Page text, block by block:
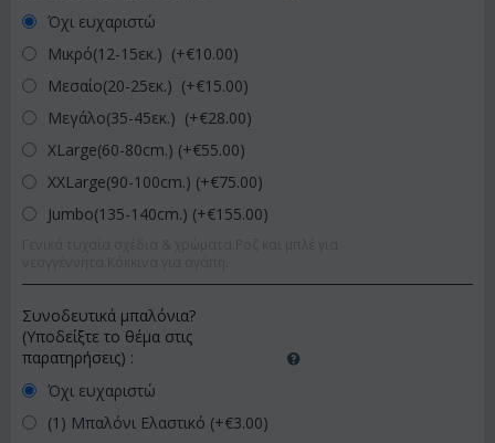
Όχι ευχαριστώ
Μικρό(12-15εκ.) (+€10.00)
Μεσαίο(20-25εκ.) (+€15.00)
Μεγάλο(35-45εκ.) (+€28.00)
XLarge(60-80cm.) (+€55.00)
XXLarge(90-100cm.) (+€75.00)
Jumbo(135-140cm.) (+€155.00)
Συνοδευτικά μπαλόνια?
(Υποδείξτε το θέμα στις
παρατηρήσεις) :
Όχι ευχαριστώ
(1) Μπαλόνι Ελαστικό (+€3.00)